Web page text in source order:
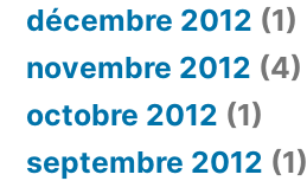
décembre 2012 (1)
novembre 2012 (4)
octobre 2012 (1)
septembre 2012 (1)